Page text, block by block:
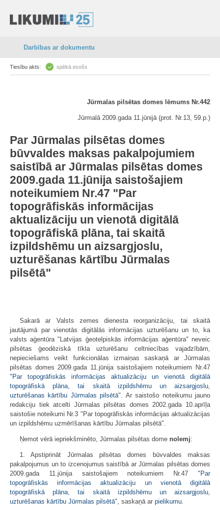
Darbības ar dokumentu
Tiesību akts: spēkā esošs
Jūrmalas pilsētas domes lēmums Nr.442
Jūrmalā 2009.gada 11.jūnijā (prot. Nr.13, 59.p.)
Par Jūrmalas pilsētas domes
būvvaldes maksas pakalpojumiem
saistībā ar Jūrmalas pilsētas domes
2009.gada 11.jūnija saistošajiem
noteikumiem Nr.47 "Par
topogrāfiskās informācijas
aktualizāciju un vienotā digitālā
topogrāfiskā plāna, tai skaitā
izpildshēmu un aizsargjoslu,
uzturēšanas kārtību Jūrmalas
pilsētā"
Sakarā ar Valsts zemes dienesta reorganizāciju, tai skaitā
jautājumā par vienotās digitālās informācijas uzturēšanu un to, ka
valsts aģentūra "Latvijas ģeotelpiskās informācijas aģentūra" neveic
pilsētas ģeodēziskā tīkla uzturēšanu celtniecības vajadzībām,
nepieciešams veikt funkcionālas izmaiņas saskaņā ar Jūrmalas
pilsētas domes 2009.gada 11.jūnija saistošajiem noteikumiem Nr.47
" Par topogrāfiskās informācijas aktualizāciju un vienotā digitālā
topogrāfiskā plāna, tai skaitā izpildshēmu un aizsargjoslu,
uzturēšanas kārtību Jūrmalas pilsētā". Ar saistošo noteikumu jauno
redakciju tiek atcelti Jūrmalas pilsētas domes 2002.gada 10.aprīļa
saistošie noteikumi Nr.3 "Par topogrāfiskās informācijas aktualizācijas
un izpildshēmu uzmērīšanas kārtību Jūrmalas pilsētā".
Ņemot vērā iepriekšminēto, Jūrmalas pilsētas dome nolemj:
1. Apstiprināt Jūrmalas pilsētas domes būvvaldes maksas
pakalpojumus un to izcenojumus saistībā ar Jūrmalas pilsētas domes
2009.gada 11.jūnija saistošajiem noteikumiem Nr.47 " Par
topogrāfiskās informācijas aktualizāciju un vienotā digitālā
topogrāfiskā plāna, tai skaitā izpildshēmu un aizsargjoslu,
uzturēšanas kārtību Jūrmalas pilsētā", saskaņā ar pielikumu.